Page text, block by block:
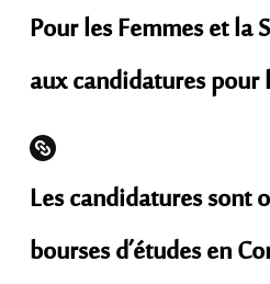
Pour les Femmes et la
aux candidatures pour
Les candidatures sont
bourses d’études en